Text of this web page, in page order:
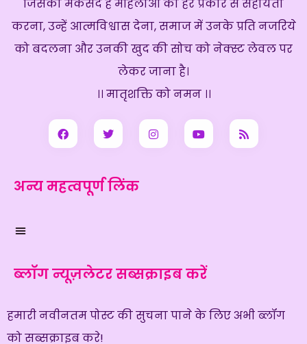
जिसका मकसद है महिलाओं की हर प्रकार से सहायता
करना, उन्हें आत्मविश्वास देना, समाज में उनके प्रति नजरिये
को बदलना और उनकी खुद की सोच को नेक्स्ट लेवल पर
लेकर जाना है।
।। मातृशक्ति को नमन ।।
अन्य महत्वपूर्ण लिंक
ब्लॉग न्यूज़लेटर सब्सक्राइब करें
हमारी नवीनतम पोस्ट की सुचना पाने के लिए अभी ब्लॉग
को सब्सक्राइब करे!